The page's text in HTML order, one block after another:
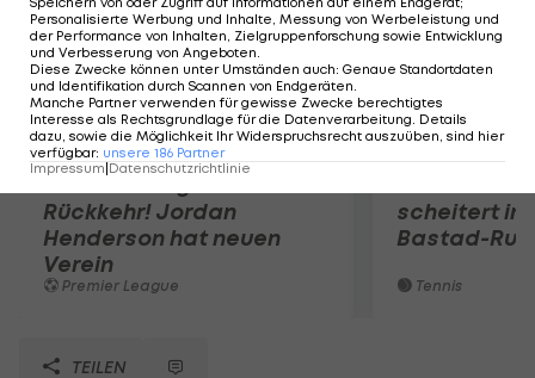
Rückkehr! Jordan
Henderson hat neuen
Verein
Premier League
scheitert in
Bastad-
Tennis
TEILEN
Personalisierte Werbung und Inhalte, Messung von Werbeleistung und
der Performance von Inhalten, Zielgruppenforschung sowie Entwicklung
und Verbesserung von Angeboten.
Diese Zwecke können unter Umständen auch: Genaue Standortdaten
und Identifikation durch Scannen von Endgeräten.
Manche Partner verwenden für gewisse Zwecke berechtigtes
Interesse als Rechtsgrundlage für die Datenverarbeitung. Details
dazu, sowie die Möglichkeit Ihr Widerspruchsrecht auszuüben, sind hier
verfügbar: unsere 186 Partner
Impressum Datenschutzrichtlinie